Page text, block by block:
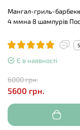
Мангал-гриль-
4 ммна 8 шампурів
5
Є в наявності
6000 грн.
5600 грн.